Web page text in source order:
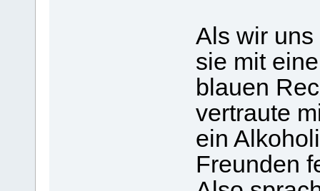
Als wir uns
sie mit
blauen
vertraute
ein
Freunden